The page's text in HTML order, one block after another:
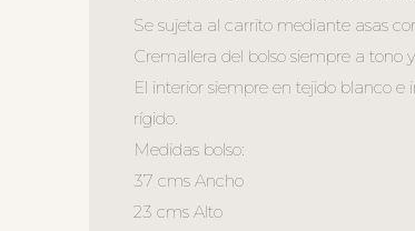
Se sujeta al carrito mediante asas
Cremallera del bolso siempre a tono
El interior siempre en tejido blanco
rígido.
Medidas bolso:
37 cms Ancho
23 cms Alto